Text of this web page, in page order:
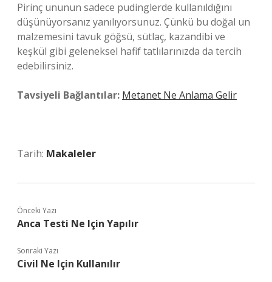
Pirinç ununun sadece pudinglerde kullanıldığını
düşünüyorsanız yanılıyorsunuz. Çünkü bu doğal un
malzemesini tavuk göğsü, sütlaç, kazandibi ve
keşkül gibi geleneksel hafif tatlılarınızda da tercih
edebilirsiniz.
Tavsiyeli Bağlantılar: Metanet Ne Anlama Gelir
Tarih: Makaleler
Önceki Yazı
Anca Testi Ne Için Yapılır
Sonraki Yazı
Civil Ne Için Kullanılır